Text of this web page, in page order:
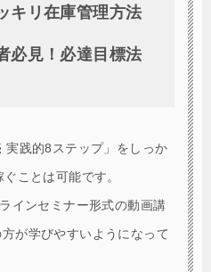
キリ在庫管理方法
必見！必達目標法
実践的8ステップ」をしっか
ことは可能です。
インセミナー形式の動画講
が学びやすいようになって